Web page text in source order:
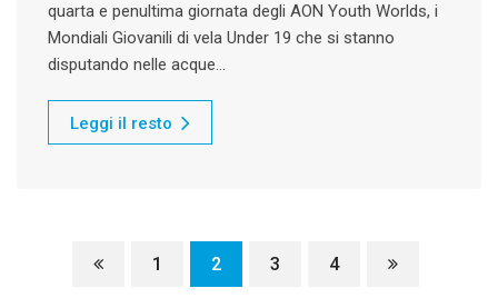
quarta e penultima giornata degli AON Youth Worlds, i
Mondiali Giovanili di vela Under 19 che si stanno
disputando nelle acque…
Leggi il resto
1 2 3 4